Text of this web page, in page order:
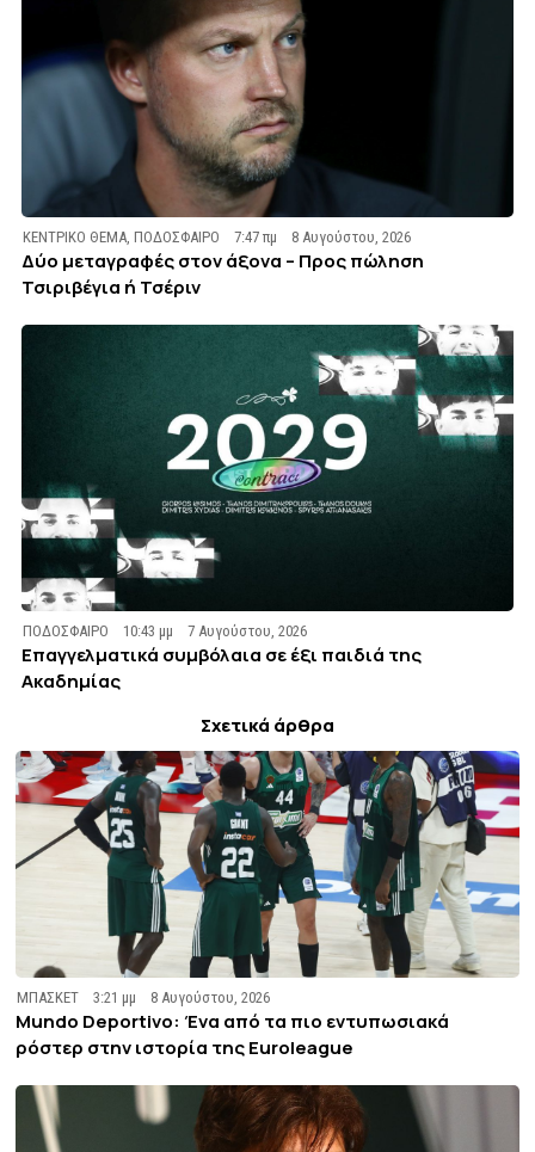
ΚΕΝΤΡΙΚΟ ΘΕΜΑ,ΠΟΔΟΣΦΑΙΡΟ 7:47 πμ 8 Αυγούστου, 2026
Δύο μεταγραφές στον άξονα – Προς πώληση
Τσιριβέγια ή Τσέριν
ΠΟΔΟΣΦΑΙΡΟ 10:43 μμ 7 Αυγούστου, 2026
Επαγγελματικά συμβόλαια σε έξι παιδιά της
Ακαδημίας
Σχετικά άρθρα
ΜΠΑΣΚΕΤ 3:21 μμ 8 Αυγούστου, 2026
Mundo Deportivo: Ένα από τα πιο εντυπωσιακά
ρόστερ στην ιστορία της Euroleague